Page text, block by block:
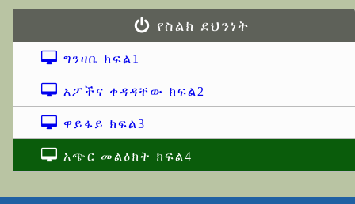
የስልክ ደህንነት
ግንዛቤ ክፍል1
አፖችና ቀዳዳቸው ክፍል2
ዋይፋይ ክፍል3
አጭር መልዕክት ክፍል4